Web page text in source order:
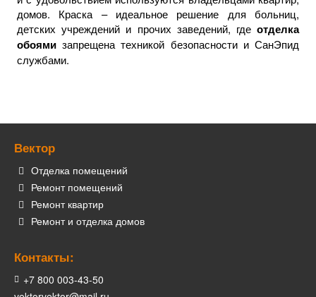
домов. Краска – идеальное решение для больниц,
детских учреждений и прочих заведений, где отделка
обоями запрещена техникой безопасности и СанЭпид
службами.
Вектор
Отделка помещений
Ремонт помещений
Ремонт квартир
Ремонт и отделка домов
Контакты:
+7 800 003-43-50